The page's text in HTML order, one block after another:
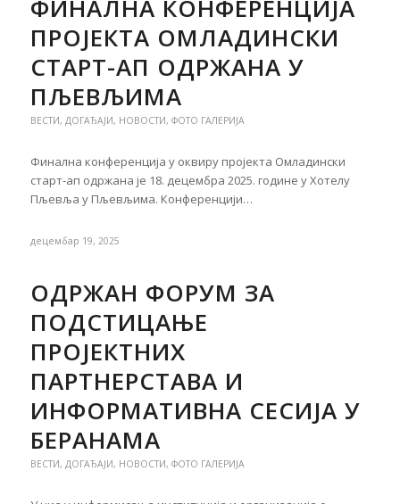
ФИНАЛНА КОНФЕРЕНЦИЈА
ПРОЈЕКТА ОМЛАДИНСКИ
СТАРТ-AП ОДРЖАНА У
ПЉЕВЉИМА
ВЕСТИ, ДОГАЂАЈИ, НОВОСТИ, ФОТО ГАЛЕРИЈА
Финална конференција у оквиру пројекта Омладински
старт-aп одржана је 18. децембра 2025. године у Хотелу
Пљевља у Пљевљима. Конференцији…
децембар 19, 2025
ОДРЖАН ФОРУМ ЗА
ПОДСТИЦАЊЕ
ПРОЈЕКТНИХ
ПАРТНЕРСТАВА И
ИНФОРМАТИВНА СЕСИЈА У
БЕРАНАМА
ВЕСТИ, ДОГАЂАЈИ, НОВОСТИ, ФОТО ГАЛЕРИЈА